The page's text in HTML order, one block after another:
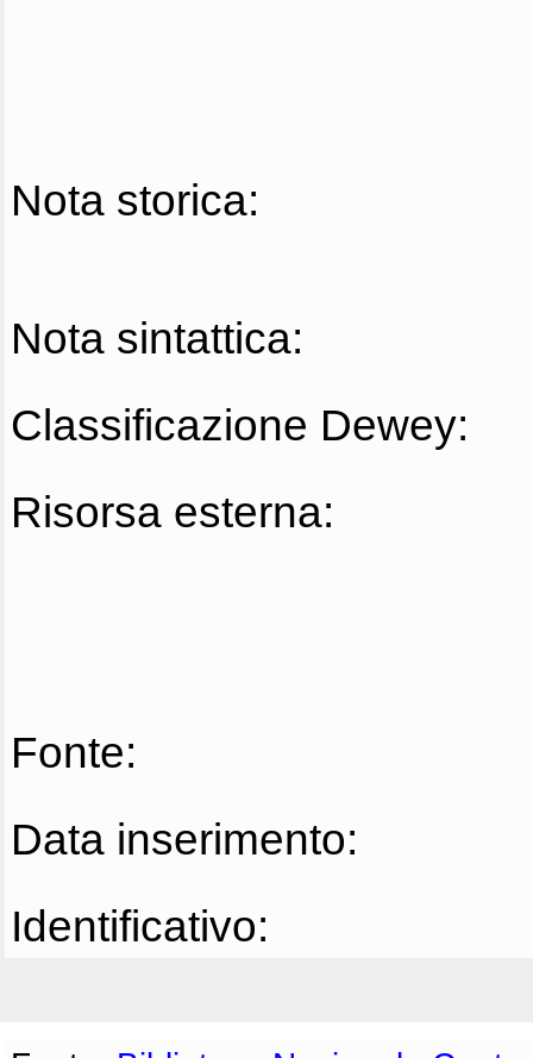
Nota storica:
Nota sintattica:
Classificazione Dewey:
Risorsa esterna:
Fonte:
Data inserimento:
Identificativo: